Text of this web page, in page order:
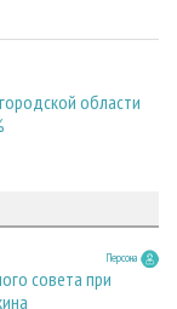
области
Персона
совета при